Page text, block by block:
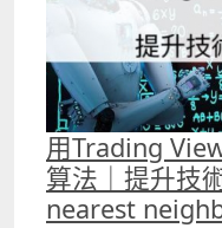
「超買區」後，究竟股
Youtube的留言區
用Trading
算法｜提升技
nearest